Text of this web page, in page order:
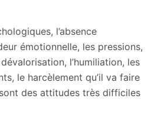
l’absence
émotionnelle, les pressions,
l’humiliation, les
le harcèlement qu’il va faire
des attitudes très difficiles